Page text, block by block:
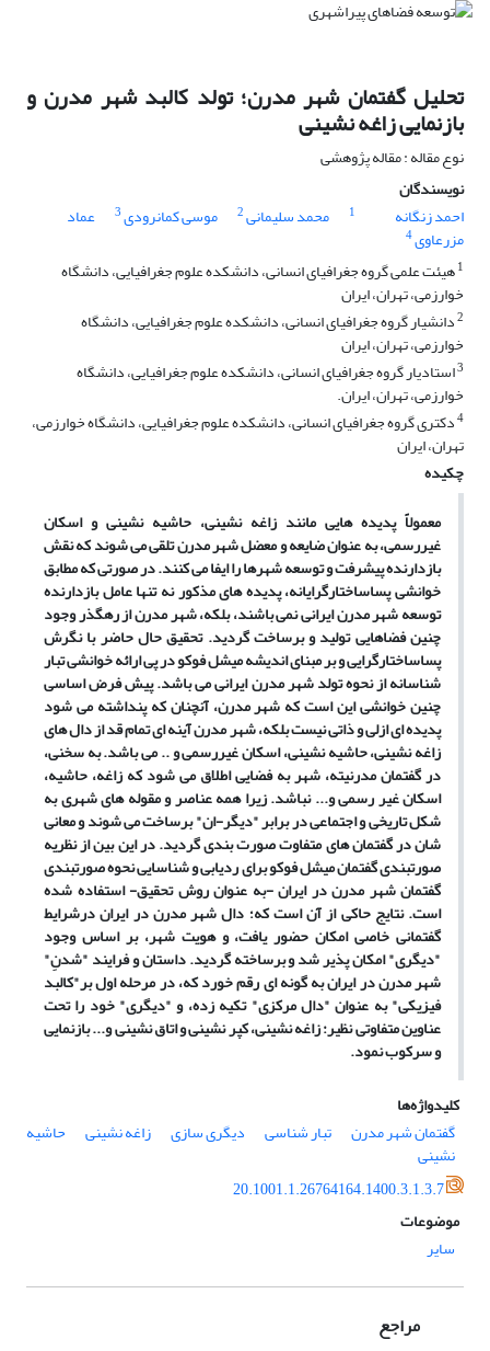
تحلیل گفتمان شهر مدرن؛ تولد کالبد شهر مدرن و
بازنمایی زاغه نشینی
نوع مقاله : مقاله پژوهشی
نویسندگان
احمد زنگانه
1 محمد سلیمانی2 موسی کمانرودی3 عماد
مزرعاوی4
1هیئت علمی گروه جغرافیای انسانی، دانشکده علوم جغرافیایی، دانشگاه
خوارزمی، تهران، ایران
2دانشیار گروه جغرافیای انسانی، دانشکده علوم جغرافیایی، دانشگاه
خوارزمی، تهران، ایران
3استادیار گروه جغرافیای انسانی، دانشکده علوم جغرافیایی، دانشگاه
خوارزمی، تهران، ایران.
4دکتری گروه جغرافیای انسانی، دانشکده علوم جغرافیایی، دانشگاه خوارزمی،
تهران، ایران
چکیده
معمولاً پدیده هایی مانند زاغه نشینی، حاشیه نشینی و اسکان
غیررسمی، به عنوان ضایعه و معضل شهر مدرن تلقی می شوند که نقش
بازدارنده پیشرفت و توسعه شهرها را ایفا می کنند. در صورتی که مطابق
خوانشی پساساختارگرایانه، پدیده های مذکور نه تنها عامل بازدارنده
توسعه شهر مدرن ایرانی نمی باشند، بلکه، شهر مدرن از رهگذر وجود
چنین فضاهایی تولید و برساخت گردید. تحقیق حال حاضر با نگرش
پساساختارگرایی و بر مبنای اندیشه میشل فوکو در پی ارائه خوانشی تبار
شناسانه از نحوه تولد شهر مدرن ایرانی می باشد. پیش فرض اساسی
چنین خوانشی این است که شهر مدرن، آنچنان که پنداشته می شود
پدیده ای ازلی و ذاتی نیست بلکه، شهر مدرن آینه ای تمام قد از دال های
زاغه نشینی، حاشیه نشینی، اسکان غیررسمی و .. می باشد. به سخنی،
در گفتمان مدرنیته، شهر به فضایی اطلاق می شود که زاغه، حاشیه،
اسکان غیر رسمی و... نباشد. زیرا همه عناصر و مقوله های شهری به
شکل تاریخی و اجتماعی در برابر "دیگر-ان" برساخت می شوند و معانی
شان در گفتمان های متفاوت صورت بندی گردید. در این بین از نظریه
صورتبندی گفتمان میشل فوکو برای ردیابی و شناسایی نحوه صورتبندی
گفتمان شهر مدرن در ایران -به عنوان روش تحقیق- استفاده شده
است. نتایج حاکی از آن است که؛ دال شهر مدرن در ایران درشرایط
گفتمانی خاصی امکان حضور یافت، و هویت شهر، بر اساس وجود
"دیگری" امکان پذیر شد و برساخته گردید. داستان و فرایند "شدنِ"
شهر مدرن در ایران به گونه ای رقم خورد که، در مرحله اول بر"کالبد
فیزیکی" به عنوان "دال مرکزی" تکیه زده، و "دیگری" خود را تحت
عناوین متفاوتی نظیر: زاغه نشینی، کپر نشینی و اتاق نشینی و... بازنمایی
و سرکوب نمود.
کلیدواژه‌ها
گفتمان شهر مدرن
تبار شناسی دیگری سازی زاغه نشینی حاشیه
نشینی
20.1001.1.26764164.1400.3.1.3.7
موضوعات
سایر
مراجع